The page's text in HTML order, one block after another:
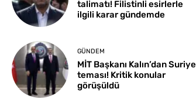
talimatı! Filistinli esirlerle
ilgili karar gündemde
GÜNDEM
MİT Başkanı Kalın’dan Suriye
teması! Kritik konular
görüşüldü